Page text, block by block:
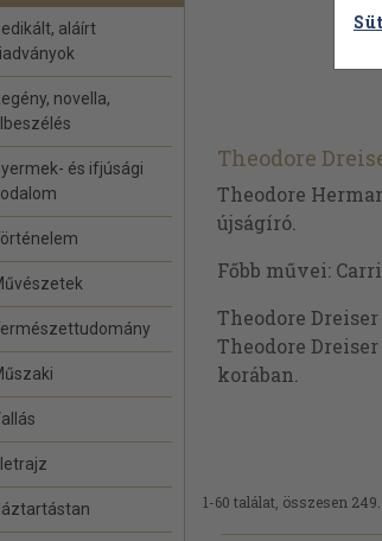
aláírt
novella,
és ifjúsági
Theodore
Theodore
újságíró.
Főbb művei:
Theodore
Theodore
korában.
1-60 találat, összesen 249.